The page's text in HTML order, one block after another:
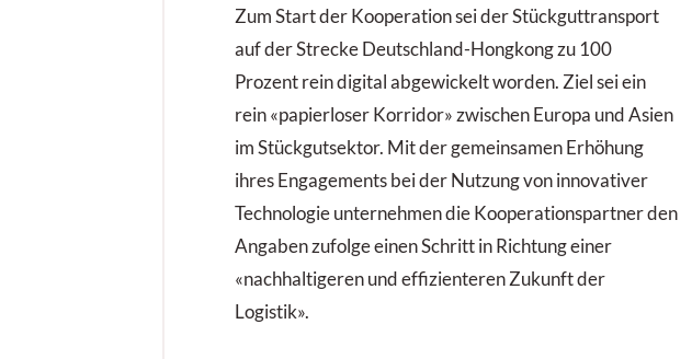
ihre Premiere – und setzt genau dort an, wo
die Branche aktuell die grössten Hebel hat:
resiliente Lieferketten, Digitalisierung und
KI, Automatisierung, Robotik sowie
nachhaltige und urbane Logistik.
Zum Start der Kooperation sei der Stückguttransport
auf der Strecke Deutschland-Hongkong zu 100
Prozent rein digital abgewickelt worden. Ziel sei ein
rein «papierloser Korridor» zwischen Europa und Asien
im Stückgutsektor. Mit der gemeinsamen Erhöhung
ihres Engagements bei der Nutzung von innovativer
Technologie unternehmen die Kooperationspartner den
Angaben zufolge einen Schritt in Richtung einer
«nachhaltigeren und effizienteren Zukunft der
Logistik».